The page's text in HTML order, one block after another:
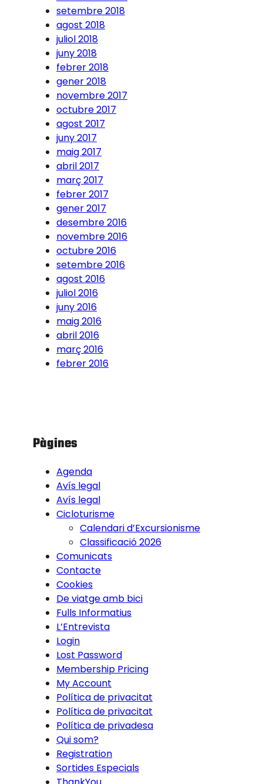
setembre 2018
agost 2018
juliol 2018
juny 2018
febrer 2018
gener 2018
novembre 2017
octubre 2017
agost 2017
juny 2017
maig 2017
abril 2017
març 2017
febrer 2017
gener 2017
desembre 2016
novembre 2016
octubre 2016
setembre 2016
agost 2016
juliol 2016
juny 2016
maig 2016
abril 2016
març 2016
febrer 2016
Pàgines
Agenda
Avís legal
Avís legal
Cicloturisme
Calendari d’Excursionisme
Classificació 2026
Comunicats
Contacte
Cookies
De viatge amb bici
Fulls Informatius
L’Entrevista
Login
Lost Password
Membership Pricing
My Account
Política de privacitat
Política de privacitat
Política de privadesa
Qui som?
Registration
Sortides Especials